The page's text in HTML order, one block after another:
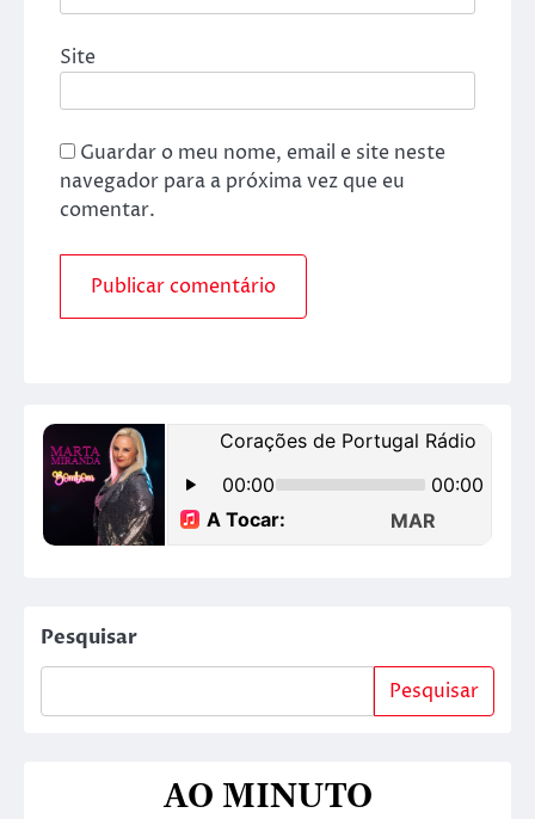
Site
Guardar o meu nome, email e site neste
navegador para a próxima vez que eu
comentar.
Pesquisar
Pesquisar
AO MINUTO